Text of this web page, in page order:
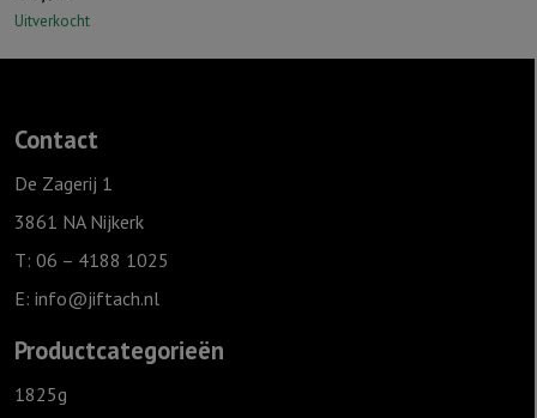
Uitverkocht
Contact
De Zagerij 1
3861 NA Nijkerk
T: 06 – 4188 1025
E: info@jiftach.nl
Productcategorieën
1825g